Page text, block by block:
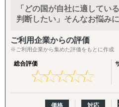
↳ 店舗開業パッケージ（許認
↳ 人材採用支援（現地スタッ
------------------------------------
・海外進出支援(法人設立〜撤
進出相談・現地視察アテンド
の継続サポート、撤退・閉鎖ま
・クロスボーダーM&A(海外
海外企業の買収・売却による
をご支援。ターゲット選定、
世界140カ国以上で拠点設立が
ークを活かし、海外進出のス
力強く支援します。
海外進出のDAY1から成長・成
が伴走型でサポートいたします
「どの国が自社に適してい
判断したい」そんなお悩み
ご利用企業からの評価
※ご利用企業から集めた評価をもとに作成
総合評価
★★★★★
★★★★★